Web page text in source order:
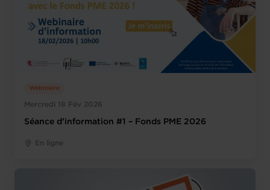
Mercredi 18 Fév 2026
Webinaire
Séance d’information #1 – Fonds PME 2026
En ligne